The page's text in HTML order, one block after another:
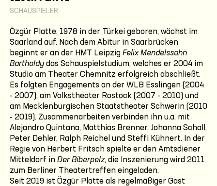
SCHAUSPIELER
Özgür Platte, 1978 in der Türkei geboren, wächst im
Saarland auf. Nach dem Abitur in Saarbrücken
beginnt er an der HMT Leipzig Felix Mendelssohn
Bartholdy das Schauspielstudium, welches er 2004 im
Studio am Theater Chemnitz erfolgreich abschließt.
Es folgten Engagements an der WLB Esslingen (2004
- 2007), am Volkstheater Rostock (2007 - 2010) und
am Mecklenburgischen Staatstheater Schwerin (2010
- 2019). Zusammenarbeiten verbinden ihn u.a. mit
Alejandro Quintana, Matthias Brenner, Johanna Schall,
Peter Dehler, Ralph Reichel und Steffi Kühnert. In der
Regie von Herbert Fritsch spielte er den Amtsdiener
Mitteldorf in Der Biberpelz, die Inszenierung wird 2011
zum Berliner Theatertreffen eingeladen.
Seit 2019 ist Özgür Platte als regelmäßiger Gast